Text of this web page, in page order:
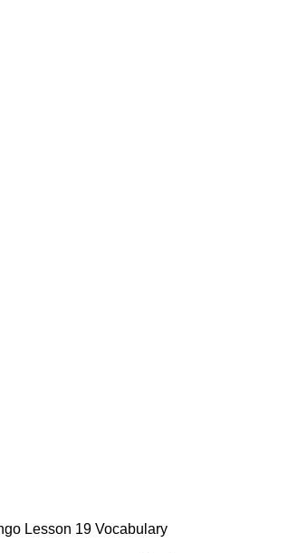
Lesson 19 Vocabulary